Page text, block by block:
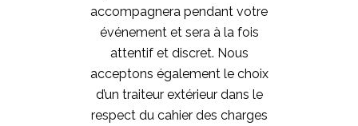
accompagnera pendant votre
événement et sera à la fois
attentif et discret. Nous
acceptons également le choix
d’un traiteur extérieur dans le
respect du cahier des charges